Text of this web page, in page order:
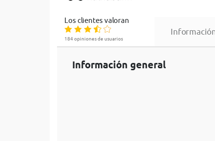
Los clientes valoran
184 opiniones de usuarios
Información general